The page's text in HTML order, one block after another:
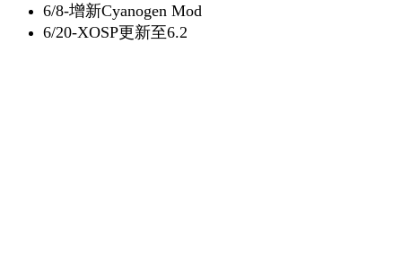
6/8-增新Cyanogen Mod
6/20-XOSP更新至6.2